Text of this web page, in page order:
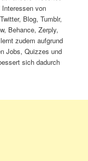
von
Blog, Tumblr,
Behance, Zerply,
zudem aufgrund
Jobs, Quizzes und
sich dadurch